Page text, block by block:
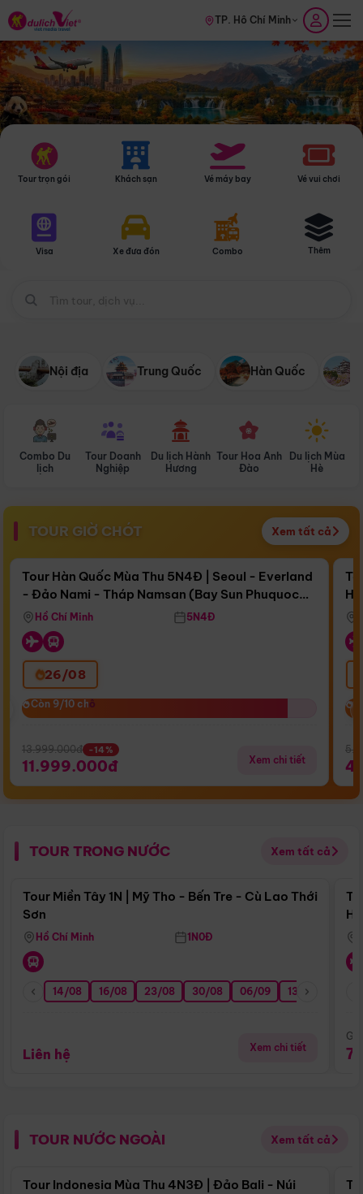
TP. Hồ Chí Minh
Tour trọn gói Khách sạn Vé máy bay Vé vui chơi
Visa Xe đưa đón Combo Thêm
Nội địa Trung Quốc Hàn Quốc
Combo Du
lịch
Tour Doanh
Nghiệp
Du lịch Hành
Hương
Tour Hoa Anh
Đào
Du lịch Mùa
Hè
TOUR GIỜ CHÓT Xem tất cả
Còn16 ngày 10:31:38
Bay Sun Phuquoc Airways
Điểm nổi bật
Tour Hàn Quốc Mùa Thu 5N4Đ | Seoul - Everland
- Đảo Nami - Tháp Namsan (Bay Sun Phuquoc
Airways)
Hồ Chí Minh 5N4Đ
26/08
Còn 9/10 chỗ
Còn 9/10 chỗ
13.999.000đ -14%
11.999.000đ Xem chi tiết
TOUR TRONG NƯỚC Xem tất cả
Điểm nổi bật
Tour Miền Tây 1N | Mỹ Tho - Bến Tre - Cù Lao Thới
Sơn
Hồ Chí Minh 1N0Đ
14/08 16/08 23/08 30/08 06/09 13/09
Liên hệ Xem chi tiết
TOUR NƯỚC NGOÀI Xem tất cả
Điểm nổi bật
Tour Indonesia Mùa Thu 4N3Đ | Đảo Bali - Núi